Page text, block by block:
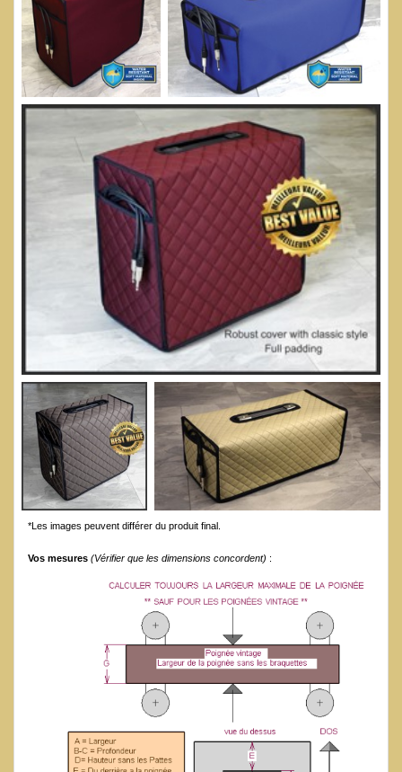
*Les images peuvent différer du produit final.
Vos mesures (Vérifier que les dimensions concordent) :